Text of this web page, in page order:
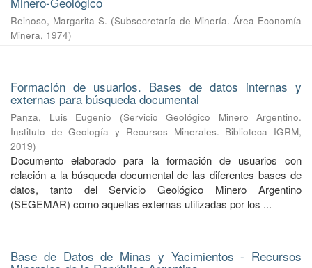
Reinoso, Margarita S. (Subsecretaría de Minería. Área Economía
Minera, 1974)
Formación de usuarios. Bases de datos internas y
externas para búsqueda documental
Panza, Luis Eugenio (Servicio Geológico Minero Argentino.
Instituto de Geología y Recursos Minerales. Biblioteca IGRM,
2019)
Documento elaborado para la formación de usuarios con
relación a la búsqueda documental de las diferentes bases de
datos, tanto del Servicio Geológico Minero Argentino
(SEGEMAR) como aquellas externas utilizadas por los ...
Base de Datos de Minas y Yacimientos - Recursos